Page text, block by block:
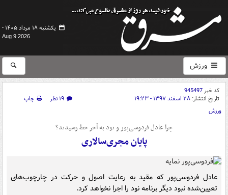
یکشنبه ۱۸ مرداد ۱۴۰۵ -
Aug 9 2026
ورزش
کد خبر945497
تاریخ انتشار: ۲۸ اسفند ۱۳۹۷ - ۱۹:۲۳ ۱۹ نظر
چاپ
ورزش
چرا عادل فردوسی‌پور و نود به آخر خط رسیدند؟
پایان مجری‌سالاری
عادل فردوسی‌پور که مقید به رعایت اصول و حرکت در چارچوب‌های
تعیین‌شده نبود دیگر برنامه نود را اجرا نخواهد کرد.